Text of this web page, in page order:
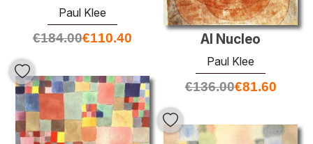
Paul Klee
€184.00€110.40 Al Nucleo
Paul Klee
€136.00€81.60